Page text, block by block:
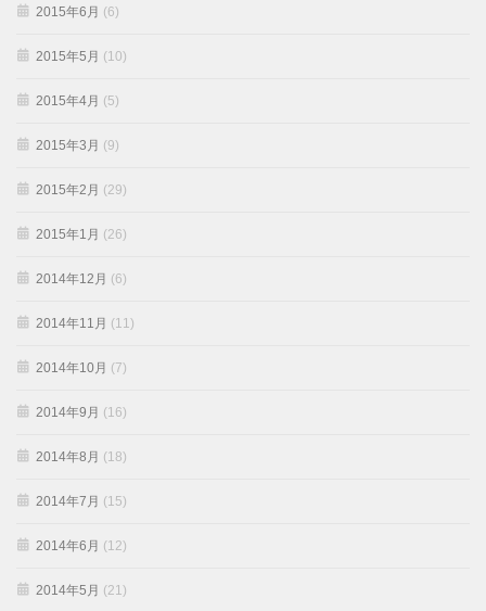
2015年6月 (6)
2015年5月 (10)
2015年4月 (5)
2015年3月 (9)
2015年2月 (29)
2015年1月 (26)
2014年12月 (6)
2014年11月 (11)
2014年10月 (7)
2014年9月 (16)
2014年8月 (18)
2014年7月 (15)
2014年6月 (12)
2014年5月 (21)